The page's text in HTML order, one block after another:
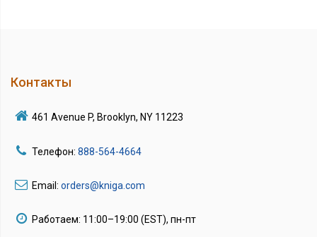
Контакты
461 Avenue P, Brooklyn, NY 11223
Телефон: 888-564-4664
Email: orders@kniga.com
Работаем: 11:00–19:00 (EST), пн-пт